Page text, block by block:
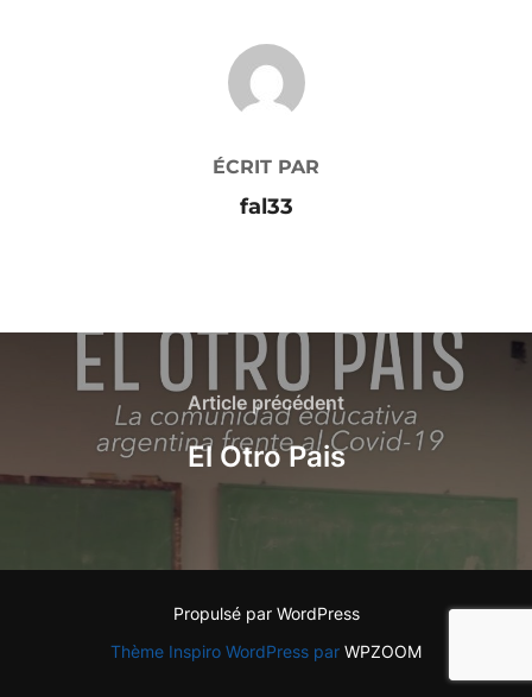
AUTEUR DE LA PUBLICATION
ÉCRIT PAR
fal33
Article précédent
El Otro Pais
Propulsé par WordPress
Thème Inspiro WordPress par WPZOOM